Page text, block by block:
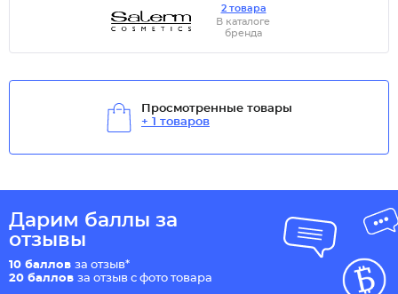
2 товара
В каталоге
бренда
Просмотренные товары
+ 1 товаров
Дарим баллы за
отзывы
10 баллов за отзыв*
20 баллов за отзыв с фото товара